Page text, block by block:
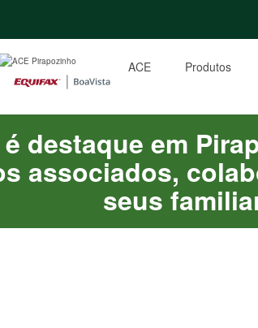
ACE Produtos
destaque em
associados,
seus